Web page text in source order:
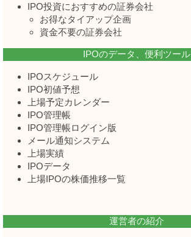
IPO投資におすすめの証券会社
お得なタイアップ企画
資金不要の証券会社
IPOのデータ、便利ツール
IPOスケジュール
IPO初値予想
上場予定カレンダー
IPO管理帳
IPO管理帳ログイン版
メール通知システム
上場実績
IPOデータ
上場IPOの株価推移一覧
運営者の紹介